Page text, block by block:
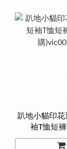
趴地小貓印
袖T恤短
購